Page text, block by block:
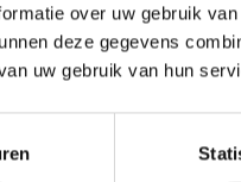
over uw gebruik
deze gegevens
uw gebruik van hun
Beeld